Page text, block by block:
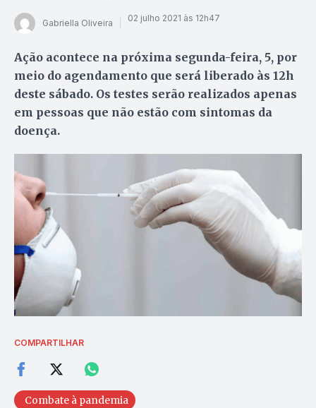
Gabriella Oliveira 02 julho 2021 às 12h47
Ação acontece na próxima segunda-feira, 5, por
meio do agendamento que será liberado às 12h
deste sábado. Os testes serão realizados apenas
em pessoas que não estão com sintomas da
doença.
COMPARTILHAR
Combate à pandemia